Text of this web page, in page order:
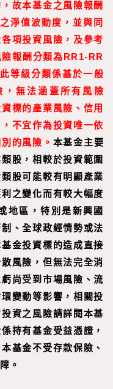
故本基金之風險報酬
淨值波動度，並與同
項投資風險，及參考
報酬分類為RR1-RR
等級分類係基於一般
無法涵蓋所有風險
標的產業風險、信用
不宜作為投資唯一依
的風險。 本基金主要
股，相較於投資範圍
股可能較有明顯產業
之變化而有較大幅度
地區，特別是新興國
、全球政經情勢或法
金投資標的造成直接
風險，但無法完全消
尚受到市場風險、流
變動等影響，相關投
資之風險請詳閱本基
持有基金受益憑證，
基金不受存款保險、
。